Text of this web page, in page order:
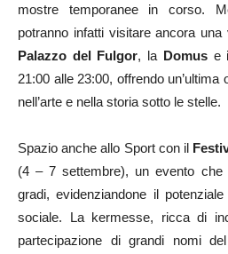
mostre temporanee in corso.
potranno infatti visitare ancora una
Palazzo del Fulgor, la Domuse
21:00 alle 23:00, offrendo
nell’arte e nella storia sotto le stelle.
Spazio anche allo Sport con il
(4 – 7 settembre), un evento
gradi, evidenziandone il
sociale. La kermesse, ricca di
partecipazione di grandi nomi